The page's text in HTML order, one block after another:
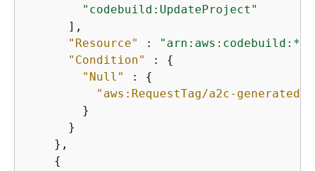
"codebuild:UpdateProject"
      ],
"Resource"
:
"Condition"
: {
"Null"
: {
"aws:RequestTag/a2c-generated"
        }
      }
    },
{